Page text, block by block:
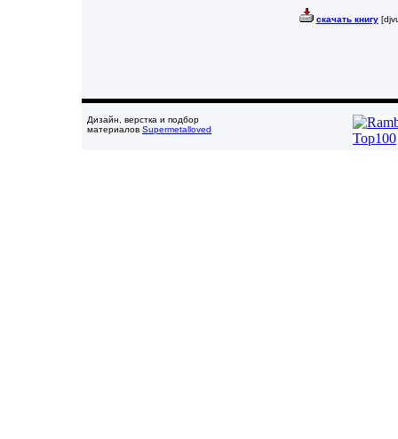
скачать книгу
Дизайн, верстка и подбор
материалов Supermetalloved